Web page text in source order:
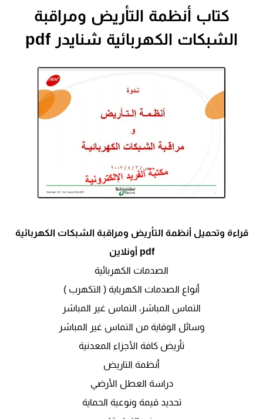
كتاب أنظمة التأريض ومراقبة
الشبكات الكهربائية شنايدر pdf
قراءة وتحميل أنظمة التأريض ومراقبة الشبكات الكهربائية
pdf أونلاين
الصدمات الكهربائية
أنواع الصدمات الكهرباية ( التكهرب )
التماس المباشر، التماس غير المباشر
وسائل الوقاية من التماس غير المباشر
تأريض كافة الأجزاء المعدنية
أنظمة التاريض
دراسة العطل الأرضي
تحديد قيمة ونوعية الحماية